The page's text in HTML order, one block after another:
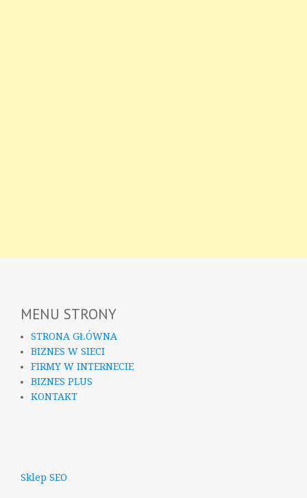
MENU STRONY
STRONA GŁÓWNA
BIZNES W SIECI
FIRMY W INTERNECIE
BIZNES PLUS
KONTAKT
Sklep SEO